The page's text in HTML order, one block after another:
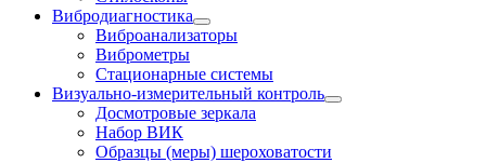
Вибродиагностика
Виброанализаторы
Виброметры
Стационарные системы
Визуально-измерительный контроль
Досмотровые зеркала
Набор ВИК
Образцы (меры) шероховатости